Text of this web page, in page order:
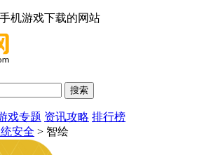
机游戏下载的网站
戏专题 资讯攻略 排行榜
安全 > 智绘